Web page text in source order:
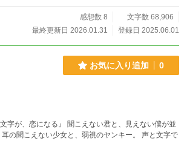
感想数 8
文字数 68,906
最終更新日 2026.01.31
登録日 2025.06.01
お気に入り追加 0
文字が、恋になる』 聞こえない君と、見えない僕が並
耳の聞こえない少女と、弱視のヤンキー。 声と文字で